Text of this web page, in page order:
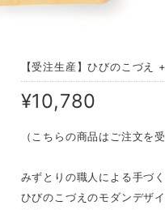
【受注生産】ひびのこづ
¥10,780
（こちらの商品はご注文を
みずとりの職人による手づ
ひびのこづえのモダンデザ